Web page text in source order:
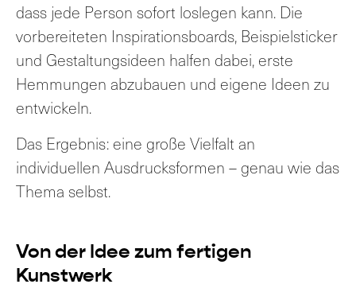
dass jede Person sofort loslegen kann. Die
vorbereiteten Inspirationsboards, Beispielsticker
und Gestaltungsideen halfen dabei, erste
Hemmungen abzubauen und eigene Ideen zu
entwickeln.
Das Ergebnis: eine große Vielfalt an
individuellen Ausdrucksformen – genau wie das
Thema selbst.
Von der Idee zum fertigen
Kunstwerk